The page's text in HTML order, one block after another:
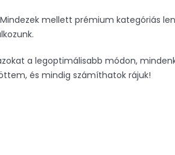
mellett prémium kategóriás
a legoptimálisabb módon,
és mindig számíthatok rájuk!